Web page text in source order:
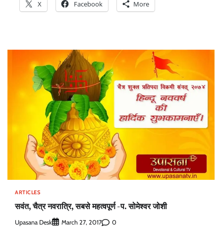
X Facebook More
ARTICLES
सवंत, चैत्र नवरात्रि, सबसे महत्वपूर्ण -प. सोमेश्वर जोशी
Upasana Desk March 27, 2017 0